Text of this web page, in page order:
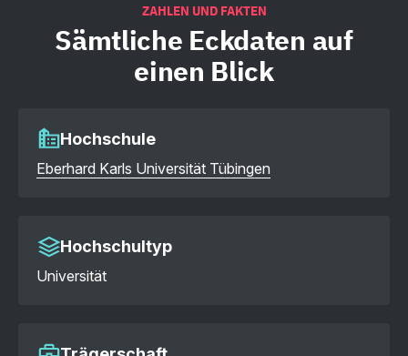
ZAHLEN UND FAKTEN
Sämtliche Eckdaten auf
einen Blick
Hochschule
Eberhard Karls Universität Tübingen
Hochschultyp
Universität